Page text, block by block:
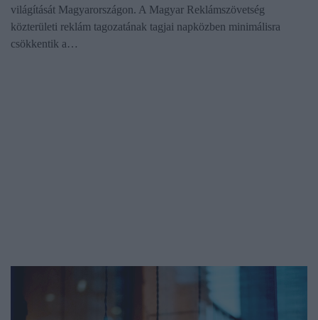
világítását Magyarországon. A Magyar Reklámszövetség
közterületi reklám tagozatának tagjai napközben minimálisra
csökkentik a…